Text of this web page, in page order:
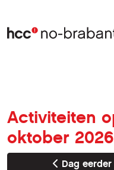
Activiteiten
oktober 2026
Dag eerder